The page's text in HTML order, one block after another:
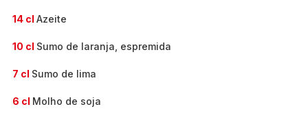
14 cl Azeite
10 cl Sumo de laranja, espremida
7 cl Sumo de lima
6 cl Molho de soja